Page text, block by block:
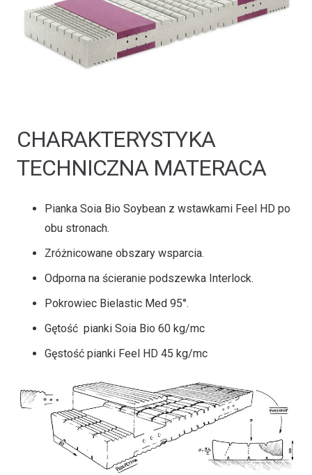
CHARAKTERYSTYKA
TECHNICZNA MATERACA
Pianka Soia Bio Soybean z wstawkami Feel HD po
obu stronach.
Zróżnicowane obszary wsparcia.
Odporna na ścieranie podszewka Interlock.
Pokrowiec Bielastic Med 95°.
Gętość pianki Soia Bio 60 kg/mc
Gęstość pianki Feel HD 45 kg/mc